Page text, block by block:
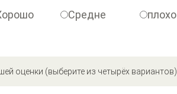
Средне плохо
оценки (выберите из четырёх вариантов).